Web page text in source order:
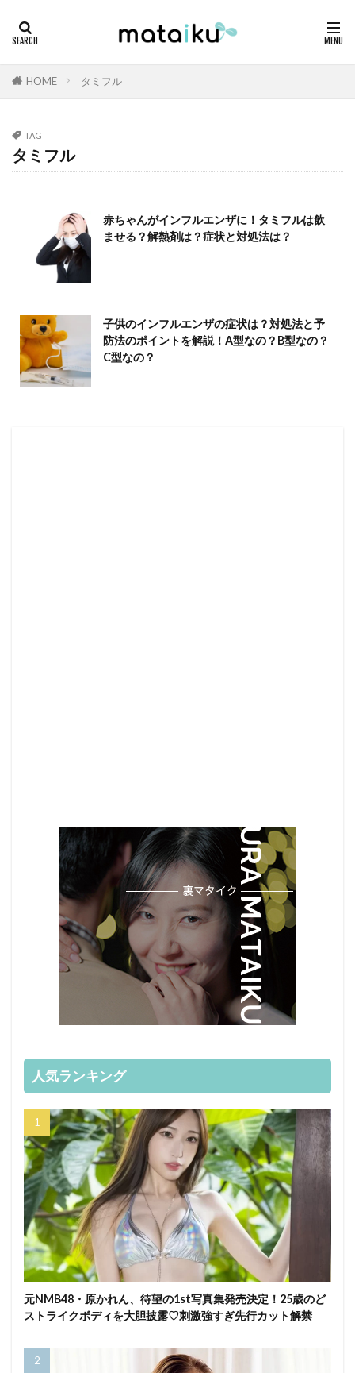
HOME タミフル
TAG
タミフル
赤ちゃんがインフルエンザに！タミフルは飲
ませる？解熱剤は？症状と対処法は？
子供のインフルエンザの症状は？対処法と予
防法のポイントを解説！A型なの？B型なの？
C型なの？
人気ランキング
元NMB48・原かれん、待望の1st写真集発売決定！25歳のど
ストライクボディを大胆披露♡刺激強すぎ先行カット解禁